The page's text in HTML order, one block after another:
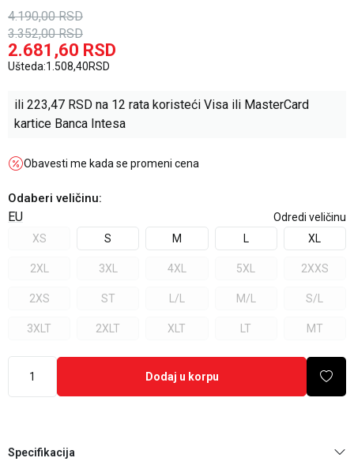
4.190,00 RSD
3.352,00 RSD
2.681,60 RSD
Ušteda:1.508,40RSD
ili 223,47 RSD na 12 rata koristeći Visa ili MasterCard
kartice Banca Intesa
Obavesti me kada se promeni cena
Odaberi veličinu:
EU
Odredi veličinu
XS
S M L XL
2XL 3XL 4XL 5XL 2XXS
2XS ST L/L M/L S/L
3XLT 2XLT XLT LT MT
Dodaj u korpu
Specifikacija